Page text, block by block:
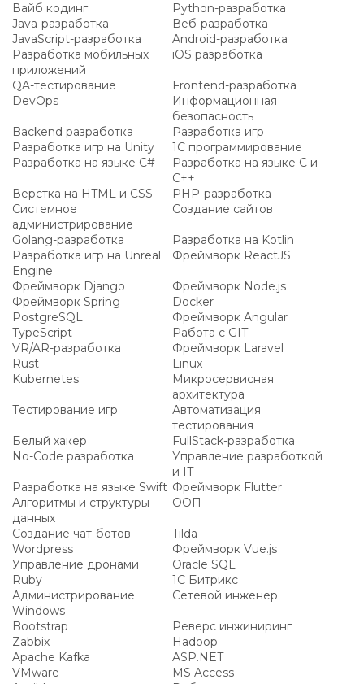
Вайб кодинг
Python-разработка
Java-разработка
Веб-разработка
JavaScript-разработка
Android-разработка
Разработка мобильных
приложений
iOS разработка
QA-тестирование
Frontend-разработка
DevOps
Информационная
безопасность
Backend разработка
Разработка игр
Разработка игр на Unity
1C программирование
Разработка на языке C#
Разработка на языке C и
C++
Верстка на HTML и CSS
PHP-разработка
Системное
администрирование
Создание сайтов
Golang-разработка
Разработка на Kotlin
Разработка игр на Unreal
Engine
Фреймворк ReactJS
Фреймворк Django
Фреймворк Node.js
Фреймворк Spring
Docker
PostgreSQL
Фреймворк Angular
TypeScript
Работа с GIT
VR/AR-разработка
Фреймворк Laravel
Rust
Linux
Kubernetes
Микросервисная
архитектура
Тестирование игр
Автоматизация
тестирования
Белый хакер
FullStack-разработка
No-Code разработка
Управление разработкой
и IT
Разработка на языке Swift Фреймворк Flutter
Алгоритмы и структуры
данных
ООП
Создание чат-ботов
Tilda
Wordpress
Фреймворк Vue.js
Управление дронами
Oracle SQL
Ruby
1С Битрикс
Администрирование
Windows
Сетевой инженер
Bootstrap
Реверс инжиниринг
Zabbix
Hadoop
Apache Kafka
ASP.NET
VMware
MS Access